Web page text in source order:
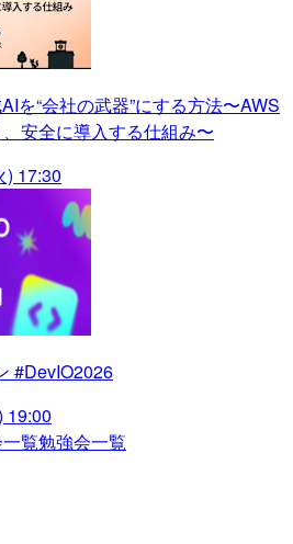
を“会社の武器”にする方法〜AWS
安全に導入する仕組み〜
) 17:30
#DevIO2026
19:00
覧勉強会一覧